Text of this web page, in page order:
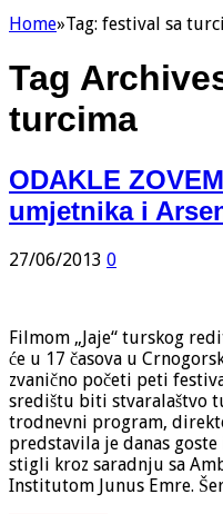
Home»Tag: festival sa
Tag
turcima
ODAKLE
umjetnika i
27/06/2013 0
Filmom „Jaje“ turskog
će u 17 časova u
zvanično početi peti
središtu biti stvaralaštvo
trodnevni program,
predstavila je danas
stigli kroz saradnju sa
Institutom Junus Emre.